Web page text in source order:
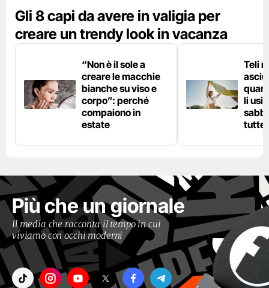
Gli 8 capi da avere in valigia per
creare un trendy look in vacanza
“Non è il sole a
creare le macchie
bianche su viso e
corpo”: perché
compaiono in
estate
Teli
li
tutte
Più che un giornale
Il media che racconta il tempo in cui
viviamo con occhi moderni